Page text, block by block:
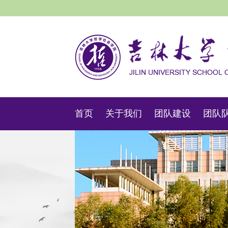
首页 关于我们 团队建设 团队